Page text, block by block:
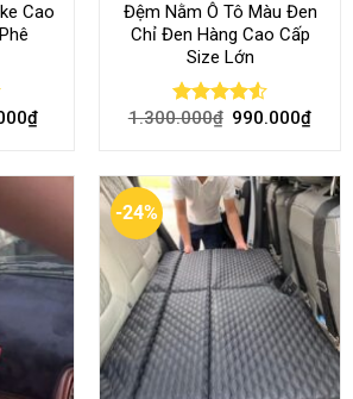
Cao
₫
Đệm Nằm Ô Tô Màu Đen
Chỉ Đen Hàng Cao Cấp
Size Lớn
Rated 4.54
1.300.000₫ 990.000₫
-24%